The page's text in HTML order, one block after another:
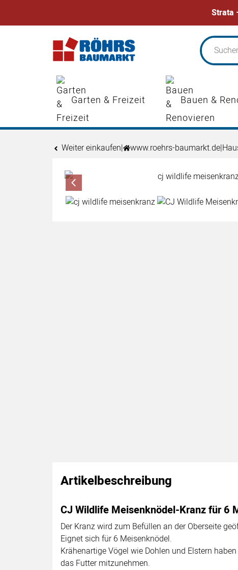
Strata
Zum Hauptinhalt springen
Garten & Freizeit Bauen &
Weiter einkaufen| www.roehrs-baumarkt.de|
Produktgalerie
Zur Kaufbox springen
Artikelbeschreibung
CJ Wildlife Meisenknödel-Kranz für 6
Der Kranz wird zum Befüllen an der Oberseite
Eignet sich für 6 Meisenknödel.
Krähenartige Vögel wie Dohlen und Elstern
das Futter mitzunehmen.